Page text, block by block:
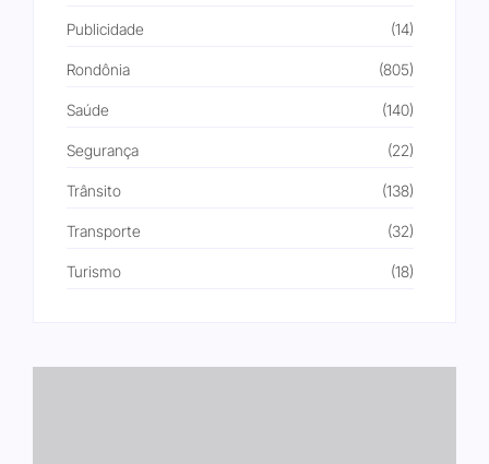
Publicidade (14)
Rondônia (805)
Saúde (140)
Segurança (22)
Trânsito (138)
Transporte (32)
Turismo (18)